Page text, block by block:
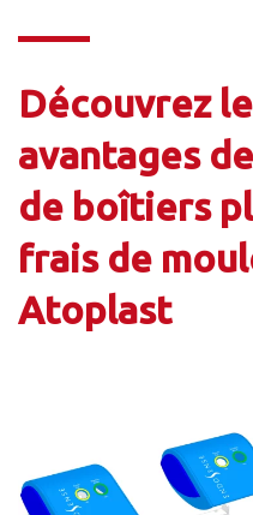
Découvrez
avantages
de boîtiers
frais de
Atoplast